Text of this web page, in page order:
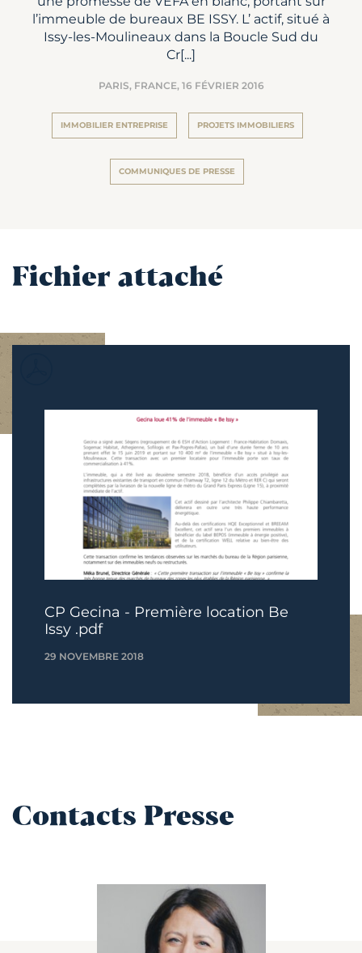
l’immeuble de bureaux BE ISSY. L’ actif, situé à
Issy-les-Moulineaux dans la Boucle Sud du
Cr[...]
PARIS, FRANCE, 16 FÉVRIER 2016
IMMOBILIER ENTREPRISE PROJETS IMMOBILIERS
COMMUNIQUES DE PRESSE
Fichier attaché
CP Gecina - Première location Be
Issy .pdf
29 NOVEMBRE 2018
Contacts Presse